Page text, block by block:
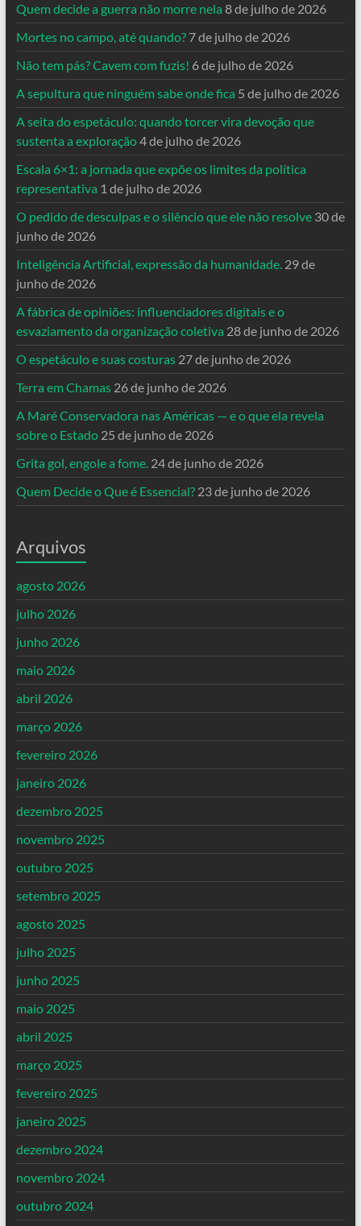
Quem decide a guerra não morre nela 8 de julho de 2026
Mortes no campo, até quando? 7 de julho de 2026
Não tem pás? Cavem com fuzis! 6 de julho de 2026
A sepultura que ninguém sabe onde fica 5 de julho de 2026
A seita do espetáculo: quando torcer vira devoção que
sustenta a exploração4 de julho de 2026
Escala 6×1: a jornada que expõe os limites da política
representativa 1 de julho de 2026
O pedido de desculpas e o silêncio que ele não resolve 30 de
junho de 2026
Inteligência Artificial, expressão da humanidade. 29 de
junho de 2026
A fábrica de opiniões: influenciadores digitais e o
esvaziamento da organização coletiva 28 de junho de 2026
O espetáculo e suas costuras 27 de junho de 2026
Terra em Chamas 26 de junho de 2026
A Maré Conservadora nas Américas — e o que ela revela
sobre o Estado 25 de junho de 2026
Grita gol, engole a fome. 24 de junho de 2026
Quem Decide o Que é Essencial? 23 de junho de 2026
Arquivos
agosto 2026
julho 2026
junho 2026
maio 2026
abril 2026
março 2026
fevereiro 2026
janeiro 2026
dezembro 2025
novembro 2025
outubro 2025
setembro 2025
agosto 2025
julho 2025
junho 2025
maio 2025
abril 2025
março 2025
fevereiro 2025
janeiro 2025
dezembro 2024
novembro 2024
outubro 2024